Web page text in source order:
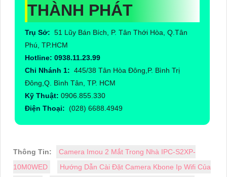
THÀNH PHÁT
Trụ Sở: 51 Lũy Bán Bích, P. Tân Thới Hòa, Q.Tân
Phú, TP.HCM
Hotline: 0938.11.23.99
Chi Nhánh 1: 445/38 Tân Hòa Đông,P. Bình Trị
Đông,Q. Bình Tân, TP. HCM
Kỹ Thuật: 0906.855.330
Điện Thoại: (028) 6688.4949
Thông Tin:
Camera Imou 2 Mắt Trong Nhà IPC-S2XP-
10M0WED
Hướng Dẫn Cài Đặt Camera Kbone Ip Wifi Của